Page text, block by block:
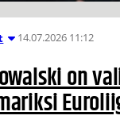
14.07.2026 11:12
on